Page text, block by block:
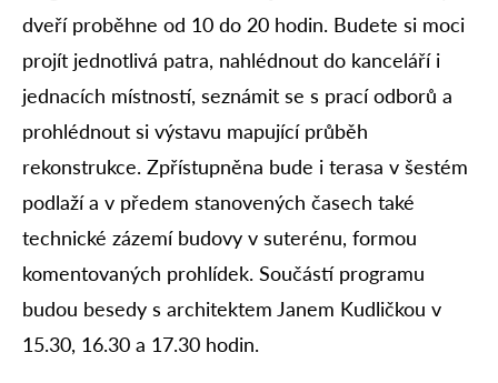
dveří proběhne od 10 do 20 hodin. Budete si moci
projít jednotlivá patra, nahlédnout do kanceláří i
jednacích místností, seznámit se s prací odborů a
prohlédnout si výstavu mapující průběh
rekonstrukce. Zpřístupněna bude i terasa v šestém
podlaží a v předem stanovených časech také
technické zázemí budovy v suterénu, formou
komentovaných prohlídek. Součástí programu
budou besedy s architektem Janem Kudličkou v
15.30, 16.30 a 17.30 hodin.